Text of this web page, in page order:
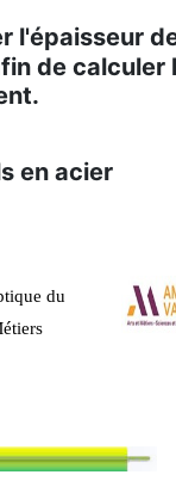
l'épaisseur
de calculer
en acier
du